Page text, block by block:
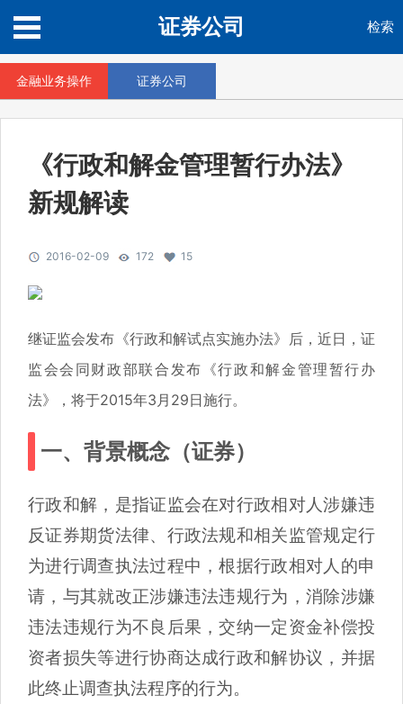
证券公司 检索
金融业务操作 证券公司
《行政和解金管理暂行办法》
新规解读
2016-02-09 172 15
继证监会发布《行政和解试点实施办法》后，近日，证
监会会同财政部联合发布《行政和解金管理暂行办
法》，将于2015年3月29日施行。
一、背景概念（证券）
行政和解，是指证监会在对行政相对人涉嫌违
反证券期货法律、行政法规和相关监管规定行
为进行调查执法过程中，根据行政相对人的申
请，与其就改正涉嫌违法违规行为，消除涉嫌
违法违规行为不良后果，交纳一定资金补偿投
资者损失等进行协商达成行政和解协议，并据
此终止调查执法程序的行为。